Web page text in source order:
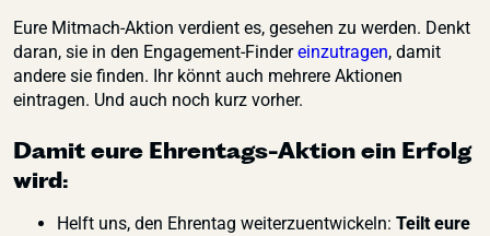
Eure Mitmach-Aktion verdient es, gesehen zu werden. Denkt
daran, sie in den Engagement-Findereinzutragen, damit
andere sie finden. Ihr könnt auch mehrere Aktionen
eintragen. Und auch noch kurz vorher.
Damit eure Ehrentags-Aktion ein Erfolg
wird:
Helft uns, den Ehrentag weiterzuentwickeln: Teilt eure